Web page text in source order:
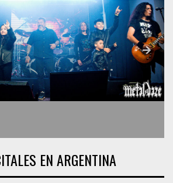
EN ARGENTINA